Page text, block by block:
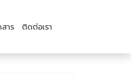
าร ติดต่อเรา